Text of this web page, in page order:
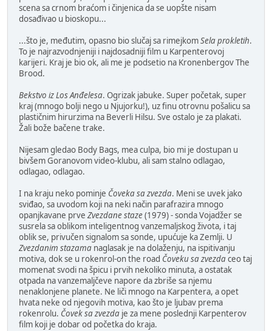
scena sa crnom braćom i činjenica da se uopšte nisam
dosađivao u bioskopu...
...što je, međutim, opasno bio slučaj sa rimejkomSela prokletih.
To je najrazvodnjeniji i najdosadniji film u Karpenterovoj
karijeri. Kraj je bio ok, ali me je podsetio na Kronenbergov The
Brood.
Bekstvo iz Los Anđelesa. Ogrizak jabuke. Super početak, super
kraj (mnogo bolji nego u Njujorku!), uz finu otrovnu pošalicu sa
plastičnim hirurzima na Beverli Hilsu. Sve ostalo je za plakati.
Žali bože bačene trake.
Nijesam gledao Body Bags, mea culpa, bio mi je dostupan u
bivšem Goranovom video-klubu, ali sam stalno odlagao,
odlagao, odlagao.
I na kraju neko pominje Čoveka sa zvezda. Meni se uvek jako
sviđao, sa uvodom koji na neki način parafrazira mnogo
opanjkavane prve Zvezdane staze(1979) - sonda Vojadžer se
susrela sa oblikom inteligentnog vanzemaljskog života, i taj
oblik se, privučen signalom sa sonde, upućuje ka Zemlji. U
Zvezdanim stazama naglasak je na dolaženju, na ispitivanju
motiva, dok se u rokenrol-on the road Čoveku sa zvezdaceo taj
momenat svodi na špicu i prvih nekoliko minuta, a ostatak
otpada na vanzemaljčeve napore da zbriše sa njemu
nenaklonjene planete. Ne liči mnogo na Karpentera, a opet
hvata neke od njegovih motiva, kao što je ljubav prema
rokenrolu. Čovek sa zvezda je za mene poslednji Karpenterov
film koji je dobar od početka do kraja.